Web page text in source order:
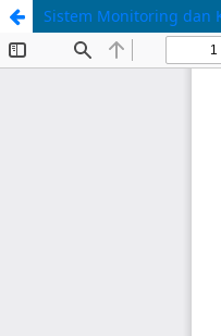
Sistem Monitoring dan